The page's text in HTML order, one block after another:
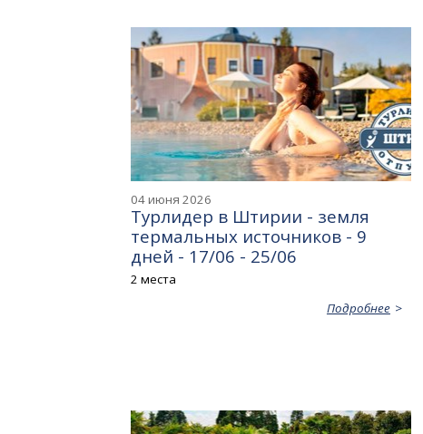
04 июня 2026
Турлидер в Штирии - земля
термальных источников - 9
дней - 17/06 - 25/06
2 места
Подробнее